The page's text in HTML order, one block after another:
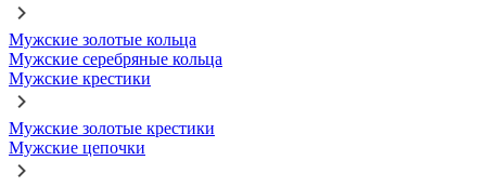
Мужские золотые кольца
Мужские серебряные кольца
Мужские крестики
Мужские золотые крестики
Мужские цепочки